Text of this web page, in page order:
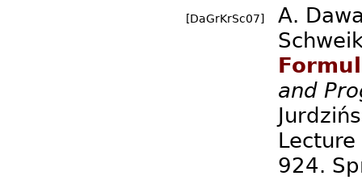
[DaGrKrSc07]
A.
and
924.